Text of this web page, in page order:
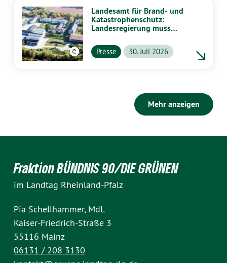
Landesamt für Brand- und
Katastrophenschutz:
Landesregierung muss
Presse 30. Juli 2026
Mehr anzeigen
Fraktion BÜNDNIS 90/DIE GRÜNEN
im Landtag Rheinland-Pfalz
Pia Schellhammer, MdL
Kaiser-Friedrich-Straße 3
55116 Mainz
06131 / 208 3130